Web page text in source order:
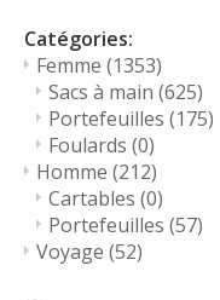
Catégories:
Femme (1353)
Sacs à main (625)
Portefeuilles (175)
Foulards (0)
Homme (212)
Cartables (0)
Portefeuilles (57)
Voyage (52)